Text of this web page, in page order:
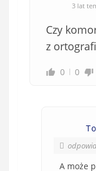
3 lat
Czy
z
0 0
A może